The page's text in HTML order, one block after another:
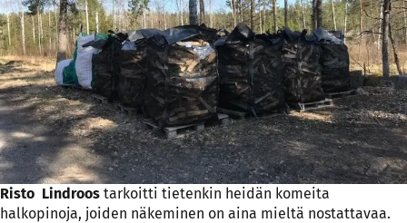
Risto Lindroos tarkoitti tietenkin heidän komeita
halkopinoja, joiden näkeminen on aina mieltä nostattavaa.